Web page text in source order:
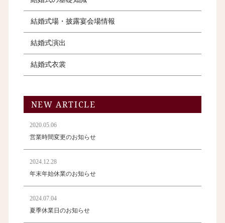
結婚式場・披露宴会場情報
結婚式演出
結婚式衣裳
NEW ARTICLE
2020.05.06
営業時間変更のお知らせ
2024.12.28
年末年始休業のお知らせ
2024.07.04
夏季休業日のお知らせ